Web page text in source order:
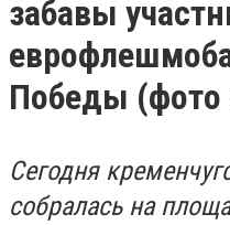
забавы
Победы (фото
Сегодня
собралась на